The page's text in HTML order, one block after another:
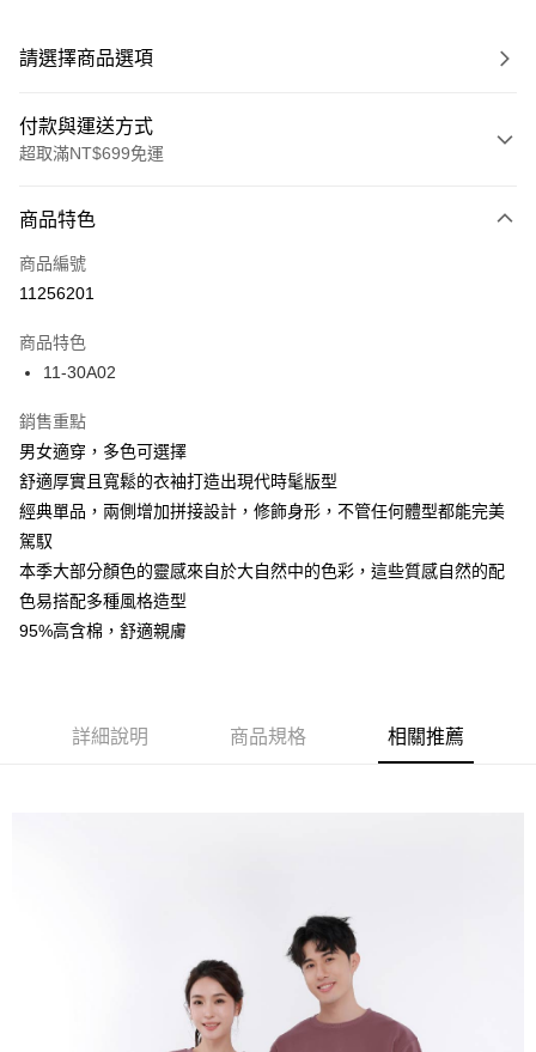
請選擇商品選項
付款與運送方式
超取滿NT$699免運
信用卡一次付款
超商取貨付款
Apple Pay
街口支付
悠遊付
ATM付款
全家取貨付款
每筆NT$80，滿NT$699(含以上)免運費
7-11取貨付款
每筆NT$100，滿NT$899(含以上)免運費
商品特色
商品編號
11256201
商品特色
11-30A02
銷售重點
男女適穿，多色可選擇
舒適厚實且寬鬆的衣袖打造出現代時髦版型
經典單品，兩側增加拼接設計，修飾身形，不管任何體型都能完美
駕馭
本季大部分顏色的靈感來自於大自然中的色彩，這些質感自然的配
色易搭配多種風格造型
95%高含棉，舒適親膚
詳細說明 商品規格 相關推薦